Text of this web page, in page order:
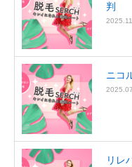
判
ニコ
リレ